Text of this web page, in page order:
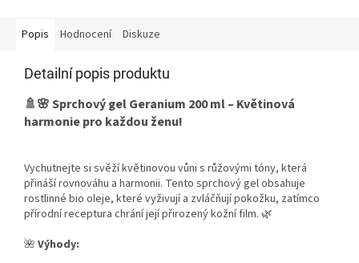
Popis Hodnocení Diskuze
Detailní popis produktu
🚿🌸 Sprchový gel Geranium 200 ml – Květinová
harmonie pro každou ženu!
Vychutnejte si svěží květinovou vůni s růžovými tóny, která
přináší rovnováhu a harmonii. Tento sprchový gel obsahuje
rostlinné bio oleje, které vyživují a zvláčňují pokožku, zatímco
přírodní receptura chrání její přirozený kožní film. 🌿
🌺 Výhody: